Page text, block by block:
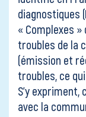
diagnostiques (
« Complexes
troubles de la
(émission et
troubles, ce
S’y
avec la